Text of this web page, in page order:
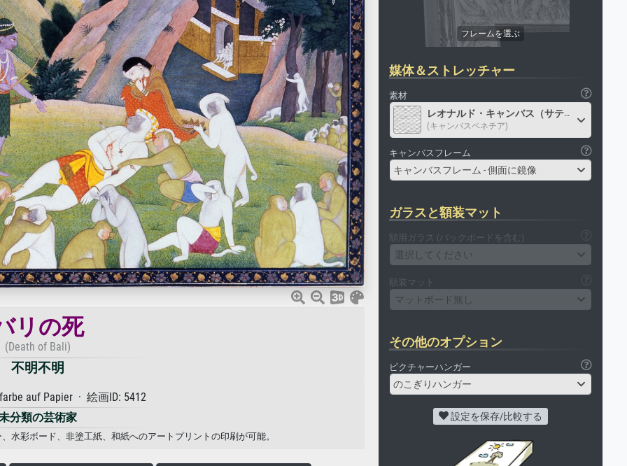
リの死
(Death of Bali)
不明不明
auf Papier · 絵画ID: 5412
分類の芸術家
水彩ボード、非塗工紙、和紙へのアートプリントの印刷が可能。
媒体＆ストレッチャー
素材
レオナルド・キャンバス（サテン）
(キャンバスベネチア)
キャンバスフレーム
キャンバスフレーム - 側面に鏡像
ガラスと額装マット
額用ガラス (バックボードを含む)
選択してください
額装マット
マットボード無し
その他のオプション
ピクチャーハンガー
のこぎりハンガー
設定を保存/比較する